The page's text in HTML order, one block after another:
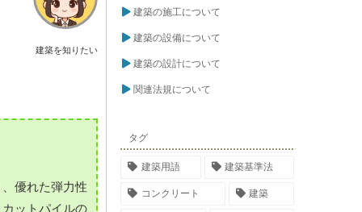
建築を知りたい
優れた弾力性
ットパイルの
建築の施工について
建築の設備について
建築の設計について
関連法規について
タグ
建築用語 建築基準法
コンクリート 建築